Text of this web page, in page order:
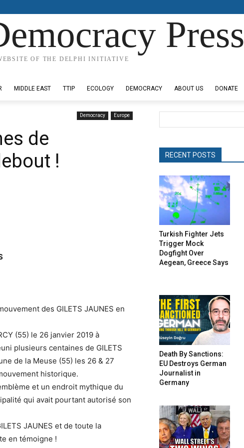
Press
OF THE DELPHI INITIATIVE
MIDDLE EAST TTIP ECOLOGY DEMOCRACY ABOUT US DONATE
Democracy Europe
de
!
des GILETS JAUNES en
(55) le 26 janvier 2019 à
plusieurs centaines de GILETS
de la Meuse (55) les 26 & 27
historique.
et un endroit mythique du
qui avait pourtant autorisé son
JAUNES et de toute la
en témoigne !
RECENT POSTS
Turkish Fighter Jets
Trigger Mock
Dogfight Over
Aegean, Greece Says
Death By Sanctions:
EU Destroys German
Journalist in
Germany